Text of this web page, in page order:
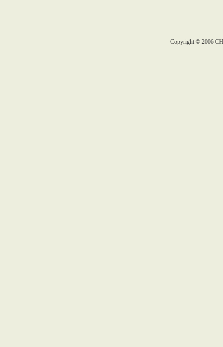
Copyright © 2006